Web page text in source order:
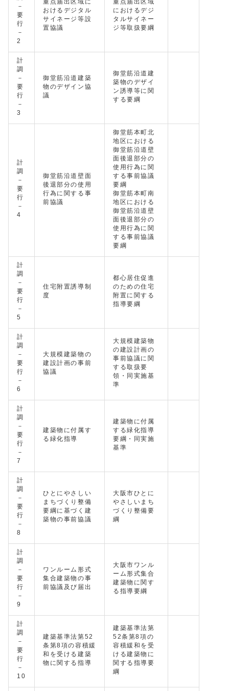
－
要
行
－
2
重点届出区域に
おけるデジタル
サイネージ等設
置協議
重点届出区域
におけるデジ
タルサイネー
ジ等取扱要綱
計
調
－
要
行
－
3
御堂筋沿道建築
物のデザイン協
議
御堂筋沿道建
築物のデザイ
ン誘導等に関
する要綱
計
調
－
要
行
－
4
御堂筋沿道壁面
後退部分の使用
行為に関する事
前協議
御堂筋本町北
地区における
御堂筋沿道壁
面後退部分の
使用行為に関
する事前協議
要綱
御堂筋本町南
地区における
御堂筋沿道壁
面後退部分の
使用行為に関
する事前協議
要綱
計
調
－
要
行
－
5
住宅附置誘導制
度
都心居住促進
のための住宅
附置に関する
指導要綱
計
調
－
要
行
－
6
大規模建築物の
建設計画の事前
協議
大規模建築物
の建設計画の
事前協議に関
する取扱要
領・同実施基
準
計
調
－
要
行
－
7
建築物に付属す
る緑化指導
建築物に付属
する緑化指導
要綱・同実施
基準
計
調
－
要
行
－
8
ひとにやさしい
まちづくり整備
要綱に基づく建
築物の事前協議
大阪市ひとに
やさしいまち
づくり整備要
綱
計
調
－
要
行
－
9
ワンルーム形式
集合建築物の事
前協議及び届出
大阪市ワンル
ーム形式集合
建築物に関す
る指導要綱
計
調
－
要
行
－
10
建築基準法第52
条第8項の容積緩
和を受ける建築
物に関する指導
建築基準法第
52条第8項の
容積緩和を受
ける建築物に
関する指導要
綱